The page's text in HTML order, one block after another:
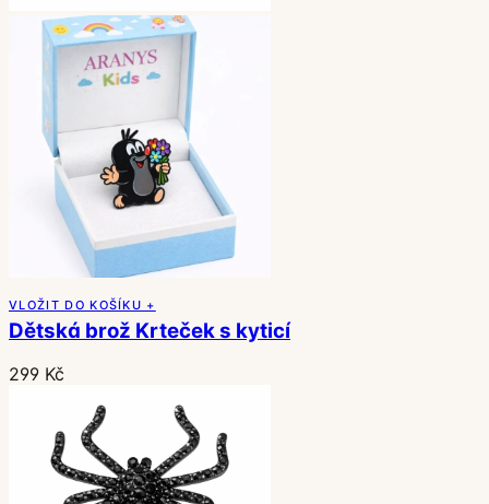
VLOŽIT DO KOŠÍKU +
Dětská brož Krteček s kyticí
299 Kč